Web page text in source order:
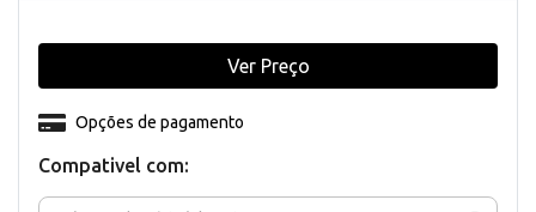
Compativel com:
Opções de pagamento
Ver Preço